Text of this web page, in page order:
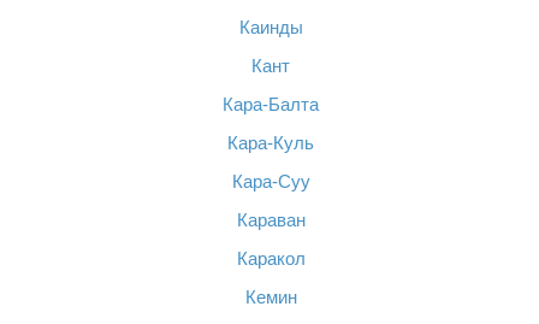
Каинды
Кант
Кара-Балта
Кара-Куль
Кара-Суу
Караван
Каракол
Кемин